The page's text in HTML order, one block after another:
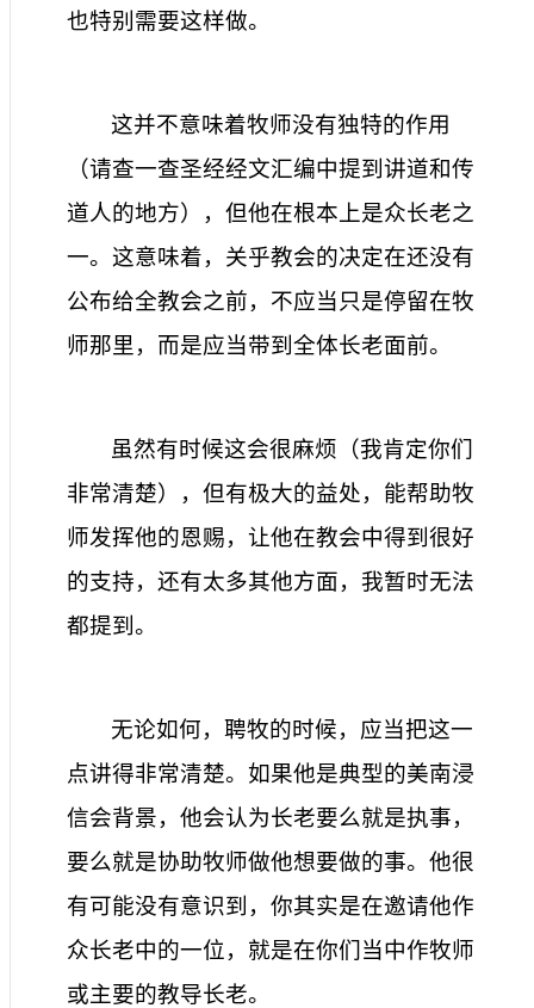
也特别需要这样做。
这并不意味着牧师没有独特的作用
（请查一查圣经经文汇编中提到讲道和传
道人的地方），但他在根本上是众长老之
一。这意味着，关乎教会的决定在还没有
公布给全教会之前，不应当只是停留在牧
师那里，而是应当带到全体长老面前。
虽然有时候这会很麻烦（我肯定你们
非常清楚），但有极大的益处，能帮助牧
师发挥他的恩赐，让他在教会中得到很好
的支持，还有太多其他方面，我暂时无法
都提到。
无论如何，聘牧的时候，应当把这一
点讲得非常清楚。如果他是典型的美南浸
信会背景，他会认为长老要么就是执事，
要么就是协助牧师做他想要做的事。他很
有可能没有意识到，你其实是在邀请他作
众长老中的一位，就是在你们当中作牧师
或主要的教导长老。